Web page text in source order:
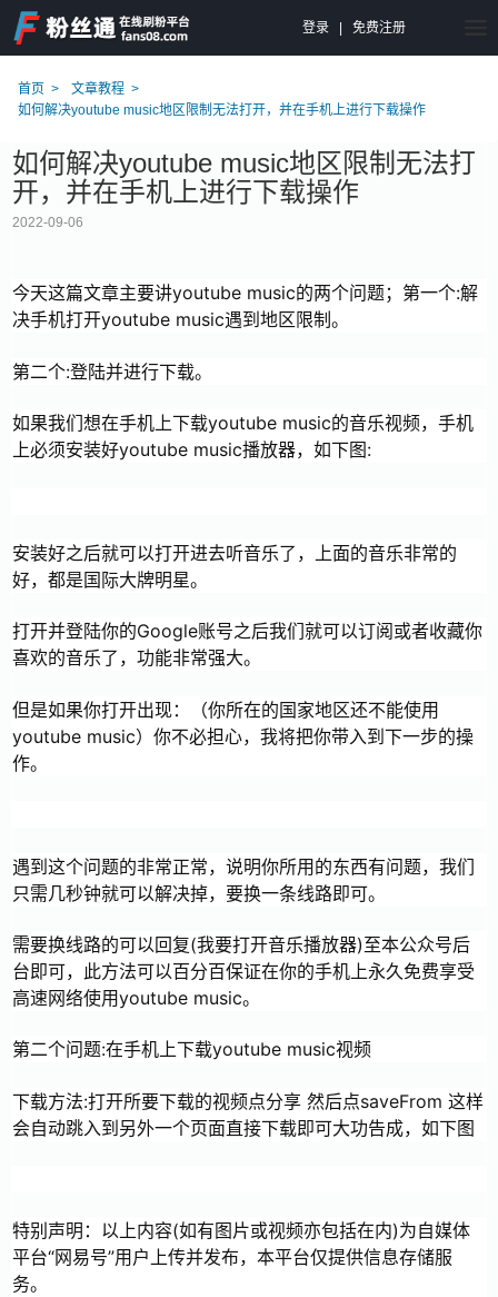
登录 免费注册
首页
文章教程
如何解决youtube music地区限制无法打开，并在手机上进行下载操作
如何解决youtube music地区限制无法打
开，并在手机上进行下载操作
2022-09-06
今天这篇文章主要讲youtube music的两个问题；第一个:解
决手机打开youtube music遇到地区限制。
第二个:登陆并进行下载。
如果我们想在手机上下载youtube music的音乐视频，手机
上必须安装好youtube music播放器，如下图:
安装好之后就可以打开进去听音乐了，上面的音乐非常的
好，都是国际大牌明星。
打开并登陆你的Google账号之后我们就可以订阅或者收藏你
喜欢的音乐了，功能非常强大。
但是如果你打开出现：（你所在的国家地区还不能使用
youtube music）你不必担心，我将把你带入到下一步的操
作。
遇到这个问题的非常正常，说明你所用的东西有问题，我们
只需几秒钟就可以解决掉，要换一条线路即可。
需要换线路的可以回复(我要打开音乐播放器)至本公众号后
台即可，此方法可以百分百保证在你的手机上永久免费享受
高速网络使用youtube music。
第二个问题:在手机上下载youtube music视频
下载方法:打开所要下载的视频点分享 然后点saveFrom 这样
会自动跳入到另外一个页面直接下载即可大功告成，如下图
特别声明：以上内容(如有图片或视频亦包括在内)为自媒体
平台“网易号”用户上传并发布，本平台仅提供信息存储服
务。